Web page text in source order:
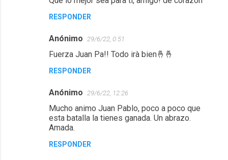
RESPONDER
Anónimo 29/6/22, 0:51
Fuerza Juan Pa!! Todo irà bien🤞🤞
RESPONDER
Anónimo 29/6/22, 12:26
Mucho animo Juan Pablo, poco a poco que
esta batalla la tienes ganada. Un abrazo.
Amada.
RESPONDER